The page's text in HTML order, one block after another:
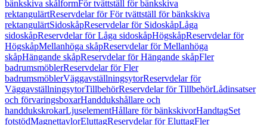
bänkskiva skålformFör tvättställ för bänkskiva
rektangulärtReservdelar för För tvättställ för bänkskiva
rektangulärtSidoskåpReservdelar för SidoskåpLåga
sidoskåpReservdelar för Låga sidoskåpHögskåpReservdelar för
HögskåpMellanhöga skåpReservdelar för Mellanhöga
skåpHängande skåpReservdelar för Hängande skåpFler
badrumsmöblerReservdelar för Fler
badrumsmöblerVäggavställningsytorReservdelar för
VäggavställningsytorTillbehörReservdelar för TillbehörLådinsatser
och förvaringsboxarHanddukshållare och
handdukskrokarLjuselementHållare för bänkskivorHandtagSet
fotstödMagnettavlorEluttagReservdelar för EluttagFler